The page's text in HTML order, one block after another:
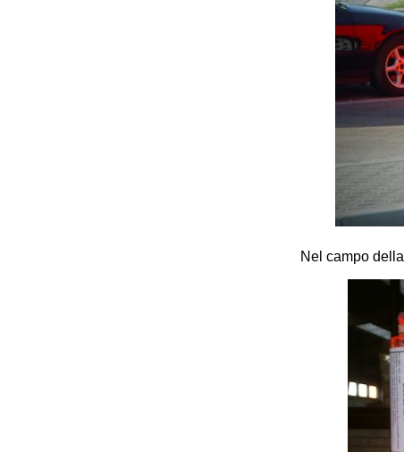
Nel campo della